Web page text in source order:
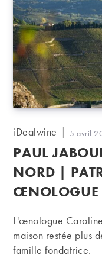
Auteur/autrice
la
publication :
iDealwine
publiée :
5 avril
PAUL
NORD |
ŒNOLOGUE
L'œnologue
maison restée plus
famille fondatrice.